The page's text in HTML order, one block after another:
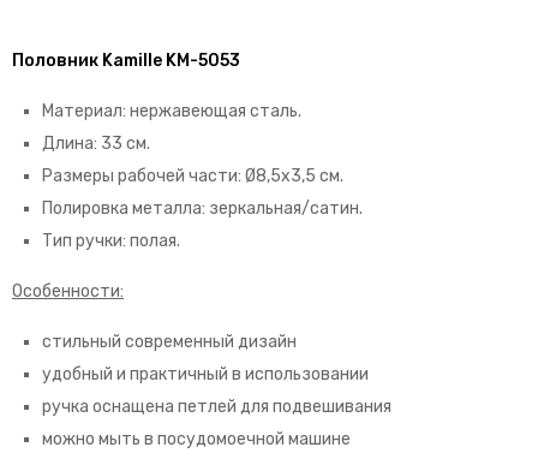
Половник Kamille KM-5053
Материал: нержавеющая сталь.
Длина: 33 см.
Размеры рабочей части: Ø8,5х3,5 см.
Полировка металла: зеркальная/сатин.
Тип ручки: полая.
Особенности:
стильный современный дизайн
удобный и практичный в использовании
ручка оснащена петлей для подвешивания
можно мыть в посудомоечной машине